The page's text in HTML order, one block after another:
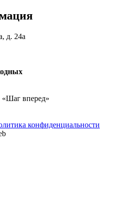
д. 24а
вперед»
конфиденциальности